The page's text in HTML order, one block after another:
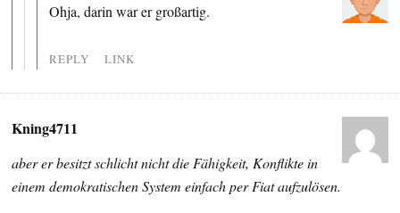
Ohja, darin war er großartig.
REPLY LINK
Kning4711
aber er besitzt schlicht nicht die Fähigkeit, Konflikte in
einem demokratischen System einfach per Fiat aufzulösen.